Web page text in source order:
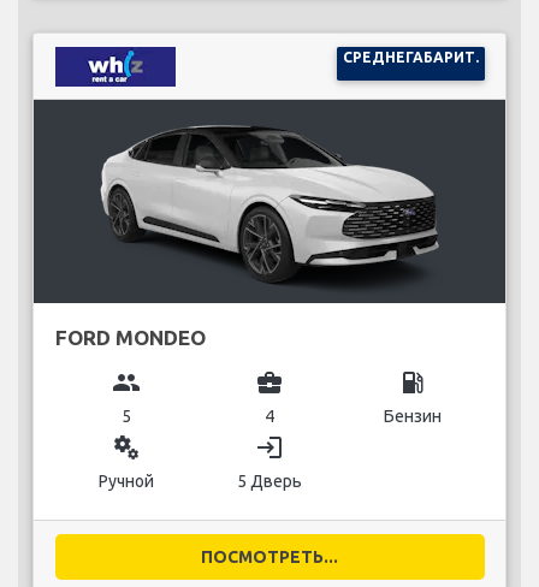
СРЕДНЕГАБАРИТ.
FORD MONDEO
group
5
business_center
4
local_gas_station
Бензин
miscellaneous_services
Ручной
login
5 Дверь
ПОСМОТРЕТЬ...